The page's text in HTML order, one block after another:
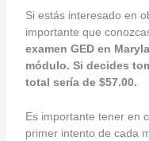
Si estás interesado en
importante que
examen GED en
módulo. Si decides
total sería de $57.00.
Es importante tener en
primer intento de cada